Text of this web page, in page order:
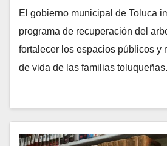
El gobierno municipal de Toluca
programa de recuperación del
fortalecer los espacios públicos y
de vida de las familias